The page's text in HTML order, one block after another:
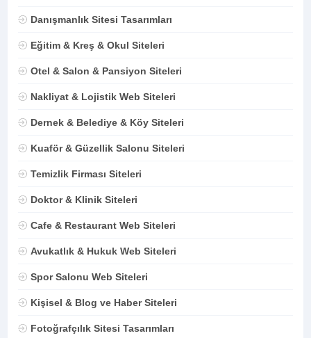
Danışmanlık Sitesi Tasarımları
Eğitim & Kreş & Okul Siteleri
Otel & Salon & Pansiyon Siteleri
Nakliyat & Lojistik Web Siteleri
Dernek & Belediye & Köy Siteleri
Kuaför & Güzellik Salonu Siteleri
Temizlik Firması Siteleri
Doktor & Klinik Siteleri
Cafe & Restaurant Web Siteleri
Avukatlık & Hukuk Web Siteleri
Spor Salonu Web Siteleri
Kişisel & Blog ve Haber Siteleri
Fotoğrafçılık Sitesi Tasarımları